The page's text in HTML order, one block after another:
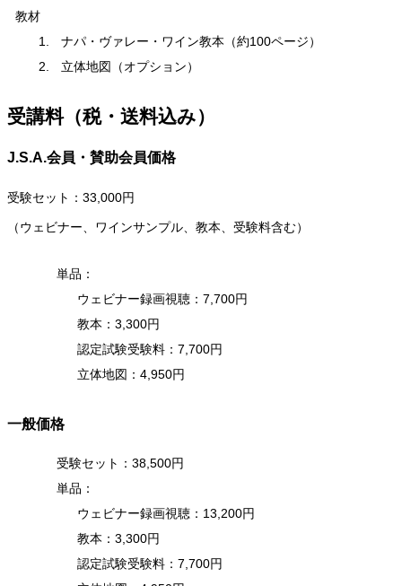
教材
ナパ・ヴァレー・ワイン教本（約100ページ）
立体地図（オプション）
受講料（税・送料込み）
J.S.A.会員・賛助会員価格
受験セット：33,000円
（ウェビナー、ワインサンプル、教本、受験料含む）
単品：
ウェビナー録画視聴：7,700円
教本：3,300円
認定試験受験料：7,700円
立体地図：4,950円
一般価格
受験セット：38,500円
単品：
ウェビナー録画視聴：13,200円
教本：3,300円
認定試験受験料：7,700円